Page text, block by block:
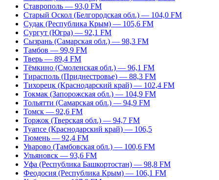
Ставрополь — 93,0 FM
Старый Оскол (Белгородская обл.) — 104,0 FM
Судак (Республика Крым) — 105,6 FM
Сургут (Югра) — 92,1 FM
Сызрань (Самарская обл.) — 98,3 FM
Тамбов — 99,9 FM
Тверь — 89,4 FM
Тёмкино (Смоленская обл.) — 96,1 FM
Тирасполь (Приднестровье) — 88,3 FM
Тихорецк (Краснодарский край) — 102,4 FM
Токмак (Запорожская обл.) — 104,9 FM
Тольятти (Самарская обл.) — 94,9 FM
Томск — 92,6 FM
Торжок (Тверская обл.) — 94,7 FM
Туапсе (Краснодарский край) — 106,5
Тюмень — 92,4 FM
Уварово (Тамбовская обл.) — 100,6 FM
Ульяновск — 93,6 FM
Уфа (Республика Башкортостан) — 98,8 FM
Феодосия (Республика Крым) — 106,1 FM